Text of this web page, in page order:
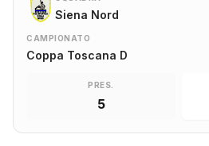
Siena Nord
CAMPIONATO
Coppa Toscana D
PRES.
5